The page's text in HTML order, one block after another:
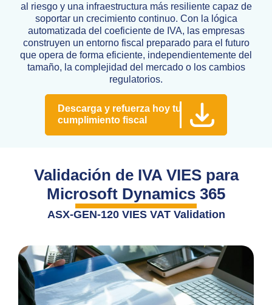
al riesgo y una infraestructura más resiliente capaz de
soportar un crecimiento continuo. Con la lógica
automatizada del coeficiente de IVA, las empresas
construyen un entorno fiscal preparado para el futuro
que opera de forma eficiente, independientemente del
tamaño, la complejidad del mercado o los cambios
regulatorios.
Descarga y refuerza hoy tu
cumplimiento fiscal
Validación de IVA VIES para
Microsoft Dynamics 365
ASX-GEN-120 VIES VAT Validation